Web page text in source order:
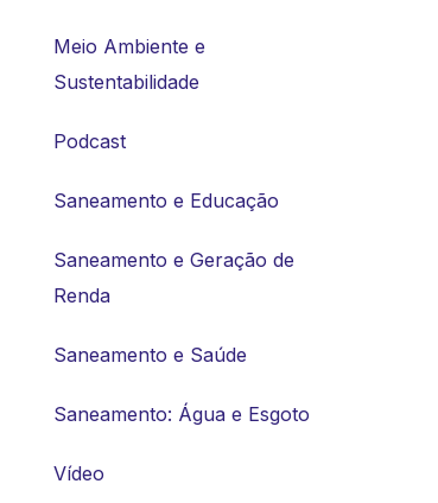
Meio Ambiente e
Sustentabilidade
Podcast
Saneamento e Educação
Saneamento e Geração de
Renda
Saneamento e Saúde
Saneamento: Água e Esgoto
Vídeo